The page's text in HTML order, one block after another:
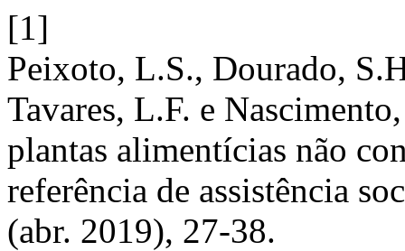
[1]
Peixoto, L.S., Dourado,
Tavares, L.F. e
plantas alimentícias não
referência de assistência
(abr. 2019), 27-38.